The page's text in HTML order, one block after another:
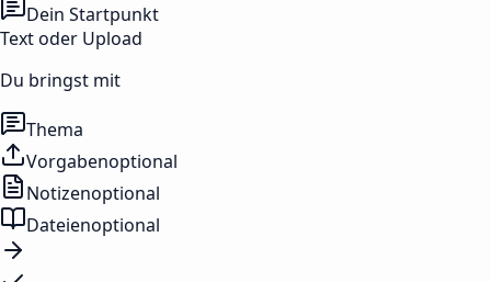
Dein Startpunkt
Text oder Upload
Du bringst mit
Thema
Vorgabenoptional
Notizenoptional
Dateienoptional